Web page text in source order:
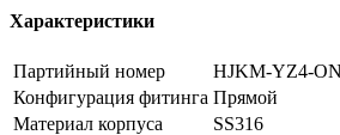
Характеристики
Партийный номер
HJKM-YZ4-
Конфигурация фитинга Прямой
Материал корпуса
SS316